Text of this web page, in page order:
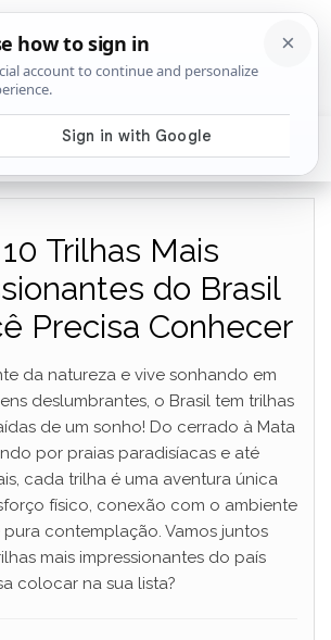
Trilhas Mais
do Brasil
Precisa Conhecer
da natureza e vive sonhando em
deslumbrantes, o Brasil tem trilhas
de um sonho! Do cerrado à Mata
por praias paradisíacas e até
cada trilha é uma aventura única
físico, conexão com o ambiente
contemplação. Vamos juntos
mais impressionantes do país
colocar na sua lista?